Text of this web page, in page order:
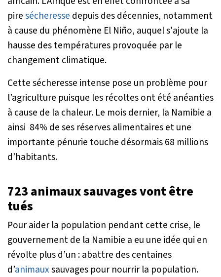
piresécheresse depuis des décennies, notamment
à cause du phénomène El Niño, auquel s'ajoute la
hausse des températures provoquée par le
changement climatique.
Cette sécheresse intense pose un problème pour
l’agriculture puisque les récoltes ont été anéanties
à cause de la chaleur. Le mois dernier, la Namibie a
ainsi 84% de ses réserves alimentaires et une
importante pénurie touche désormais 68 millions
d’habitants.
723 animaux sauvages vont être
tués
Pour aider la population pendant cette crise, le
gouvernement de la Namibie a eu une idée qui en
révolte plus d’un : abattre des centaines
d’animauxsauvages pour nourrir la population.